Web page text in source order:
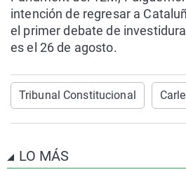
intención de regresar a
el primer debate de
es el 26 de agosto.
Tribunal Constitucional
LO MÁS